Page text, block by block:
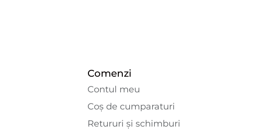
Comenzi
Contul meu
Coș de cumparaturi
Retururi și schimburi